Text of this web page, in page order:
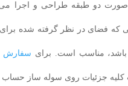
صورت دو طبقه طراحی و اجرا
که فضای در نظر گرفته شده
مناسب است. برای سفارش
کلیه جزئیات روی سوله ساز حساب